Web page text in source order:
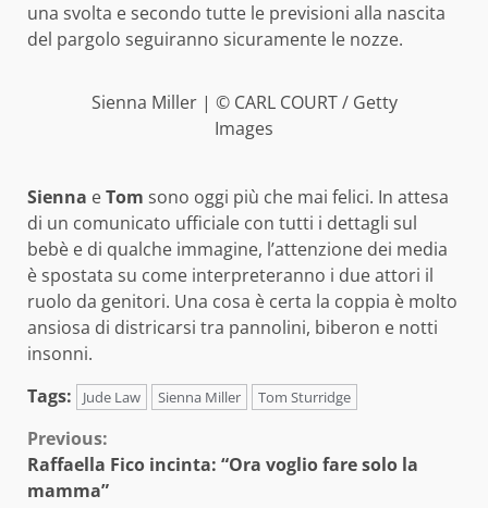
una svolta e secondo tutte le previsioni alla nascita
del pargolo seguiranno sicuramente le nozze.
Sienna Miller | © CARL COURT / Getty
Images
Sienna eTom sono oggi più che mai felici. In attesa
di un comunicato ufficiale con tutti i dettagli sul
bebè e di qualche immagine, l’attenzione dei media
è spostata su come interpreteranno i due attori il
ruolo da genitori. Una cosa è certa la coppia è molto
ansiosa di districarsi tra pannolini, biberon e notti
insonni.
Tags:
Jude Law Sienna Miller Tom Sturridge
Continue
Reading
Previous:
Raffaella Fico incinta: “Ora voglio fare solo la
mamma”